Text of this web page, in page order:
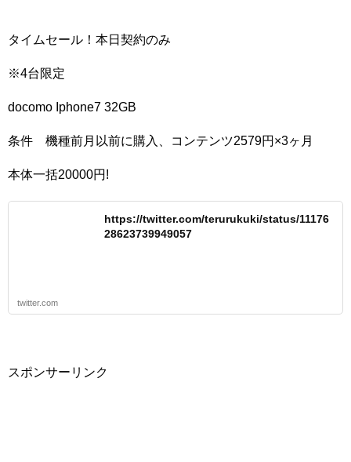
タイムセール！本日契約のみ
※4台限定
docomo Iphone7 32GB
条件 機種前月以前に購入、コンテンツ2579円×3ヶ月
本体一括20000円!
https://twitter.com/terurukuki/status/11176
28623739949057
twitter.com
スポンサーリンク